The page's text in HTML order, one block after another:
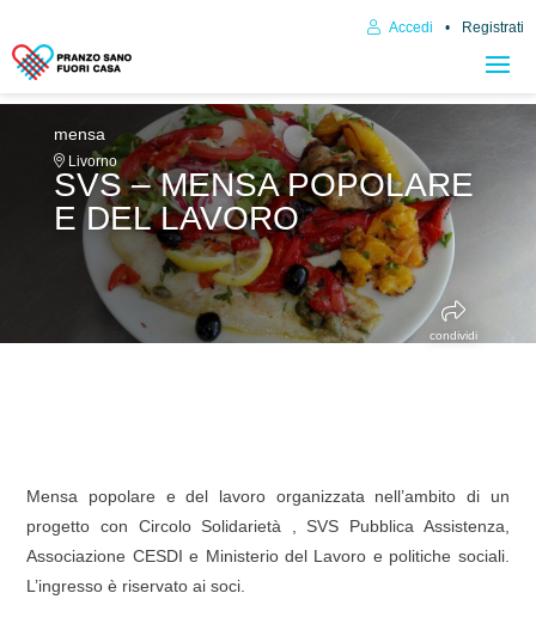
Accedi Registrati
mensa
Livorno
SVS – MENSA POPOLARE
E DEL LAVORO
condividi
Mensa popolare e del lavoro organizzata nell’ambito di un
progetto con Circolo Solidarietà , SVS Pubblica Assistenza,
Associazione CESDI e Ministerio del Lavoro e politiche sociali.
L’ingresso è riservato ai soci.